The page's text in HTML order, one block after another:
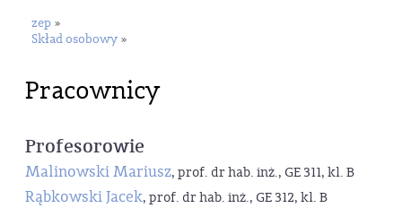
zep »
Skład osobowy »
Pracownicy
Profesorowie
Malinowski Mariusz, prof. dr hab. inż., GE 311, kl. B
Rąbkowski Jacek, prof. dr hab. inż., GE 312, kl. B